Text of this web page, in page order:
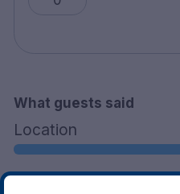
What guests said
Location
Facilities